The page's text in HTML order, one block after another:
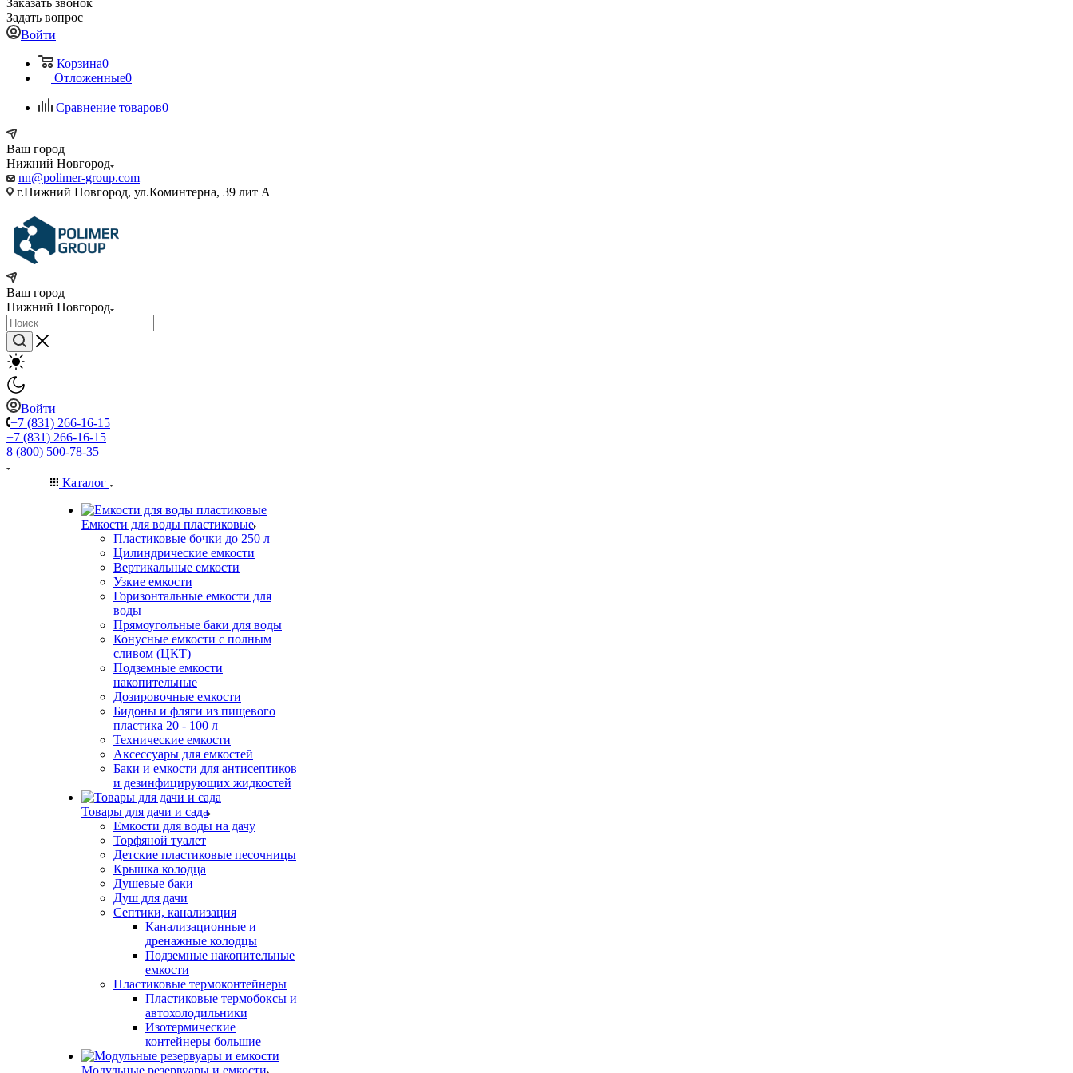
Заказать звонок
Задать вопрос
Войти
Корзина0
Отложенные0
Сравнение товаров0
Ваш город
Нижний Новгород
nn@polimer-group.com
г.Нижний Новгород, ул.Коминтерна, 39 лит А
Ваш город
Нижний Новгород
Войти
+7 (831) 266-16-15
+7 (831) 266-16-15
8 (800) 500-78-35
Каталог
Емкости для воды пластиковые
Пластиковые бочки до 250 л
Цилиндрические емкости
Вертикальные емкости
Узкие емкости
Горизонтальные емкости для
воды
Прямоугольные баки для воды
Конусные емкости с полным
сливом (ЦКТ)
Подземные емкости
накопительные
Дозировочные емкости
Бидоны и фляги из пищевого
пластика 20 - 100 л
Технические емкости
Аксессуары для емкостей
Баки и емкости для антисептиков
и дезинфицирующих жидкостей
Товары для дачи и сада
Емкости для воды на дачу
Торфяной туалет
Детские пластиковые песочницы
Крышка колодца
Душевые баки
Душ для дачи
Септики, канализация
Канализационные и
дренажные колодцы
Подземные накопительные
емкости
Пластиковые термоконтейнеры
Пластиковые термобоксы и
автохолодильники
Изотермические
контейнеры большие
Модульные резервуары и емкости